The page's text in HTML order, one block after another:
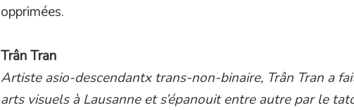
opprimées.
Trân Tran
Artiste asio-descendantx trans-non-binaire, Trân Tran a
arts visuels à Lausanne et s’épanouit entre autre par le